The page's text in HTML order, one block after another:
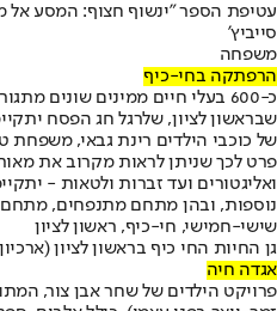
עטיפת הספר "ינשוף חצוף: המסע אל
סייביץ'
משפחה
הרפתקה בחי-כיף
כ-600 בעלי חיים ממינים שונים
שבראשון לציון, שלרגל חג הפסח
של כוכבי הילדים רינת גבאי, משפחת
פרט לכך שניתן לראות מקרוב את
ואליגטורים ועד זברות ולטאות -
נוספות, ובהן מתחם מתנפחים, מתחם
שישי-חמישי, חי-כיף, ראשון לציון
גן החיות החי כיף בראשון לציון
אגדה חיה
פרויקט הילדים של שחר אבן צור,